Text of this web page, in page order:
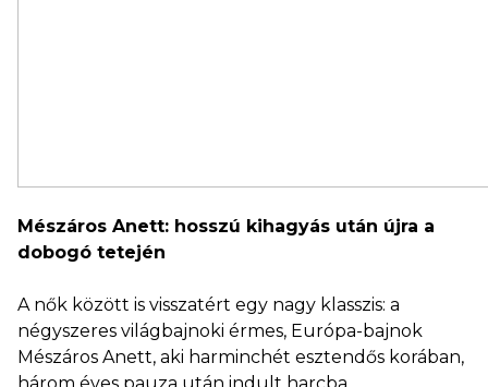
Mészáros Anett: hosszú kihagyás után újra a
dobogó tetején
A nők között is visszatért egy nagy klasszis: a
négyszeres világbajnoki érmes, Európa-bajnok
Mészáros Anett, aki harminchét esztendős korában,